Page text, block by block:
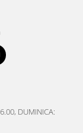
DUMINICA: